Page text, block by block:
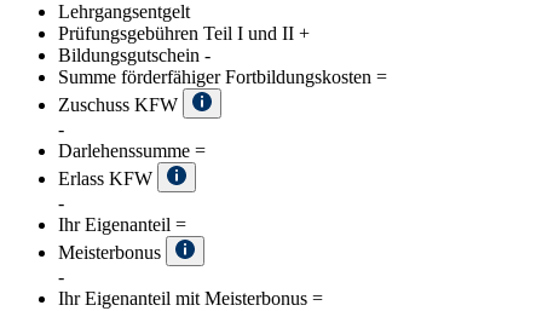
Lehrgangsentgelt
Prüfungsgebühren Teil I und II +
Bildungsgutschein -
Summe förderfähiger Fortbildungskosten =
Zuschuss KFW
-
Darlehenssumme =
Erlass KFW
-
Ihr Eigenanteil =
Meisterbonus
-
Ihr Eigenanteil mit Meisterbonus =